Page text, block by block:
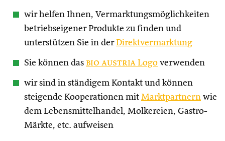
wir helfen Ihnen, Vermarktungsmöglichkeiten
betriebseigener Produkte zu finden und
unterstützen Sie in derDirektvermarktung
Sie können das bio austria Logo verwenden
wir sind in ständigem Kontakt und können
steigende Kooperationen mit Marktpartnern wie
dem Lebensmittelhandel, Molkereien, Gastro-
Märkte, etc. aufweisen